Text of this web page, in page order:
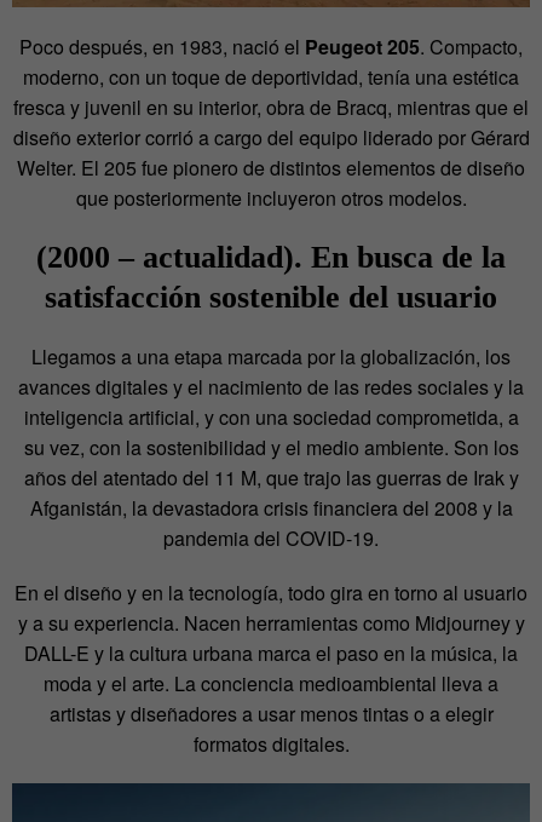
Poco después, en 1983, nació el Peugeot 205. Compacto,
moderno, con un toque de deportividad, tenía una estética
fresca y juvenil en su interior, obra de Bracq, mientras que el
diseño exterior corrió a cargo del equipo liderado por Gérard
Welter. El 205 fue pionero de distintos elementos de diseño
que posteriormente incluyeron otros modelos.
(2000 – actualidad). En busca de la
satisfacción sostenible del usuario
Llegamos a una etapa marcada por la globalización, los
avances digitales y el nacimiento de las redes sociales y la
inteligencia artificial, y con una sociedad comprometida, a
su vez, con la sostenibilidad y el medio ambiente. Son los
años del atentado del 11 M, que trajo las guerras de Irak y
Afganistán, la devastadora crisis financiera del 2008 y la
pandemia del COVID-19.
En el diseño y en la tecnología, todo gira en torno al usuario
y a su experiencia. Nacen herramientas como Midjourney y
DALL-E y la cultura urbana marca el paso en la música, la
moda y el arte. La conciencia medioambiental lleva a
artistas y diseñadores a usar menos tintas o a elegir
formatos digitales.